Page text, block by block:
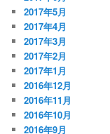
2017年5月
2017年4月
2017年3月
2017年2月
2017年1月
2016年12月
2016年11月
2016年10月
2016年9月